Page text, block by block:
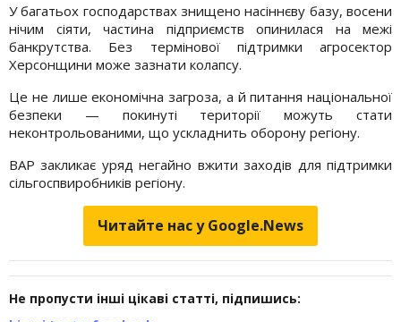
У багатьох господарствах знищено насіннєву базу, восени
нічим сіяти, частина підприємств опинилася на межі
банкрутства. Без термінової підтримки агросектор
Херсонщини може зазнати колапсу.
Це не лише економічна загроза, а й питання національної
безпеки — покинуті території можуть стати
неконтрольованими, що ускладнить оборону регіону.
ВАР закликає уряд негайно вжити заходів для підтримки
сільгоспвиробників регіону.
Читайте нас у Google.News
Не пропусти інші цікаві статті, підпишись: